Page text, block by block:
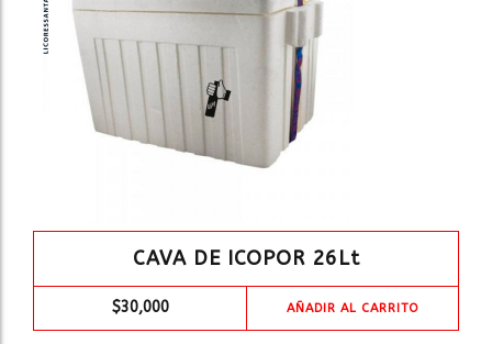
CAVA DE ICOPOR 26Lt
$30,000 AÑADIR AL CARRITO